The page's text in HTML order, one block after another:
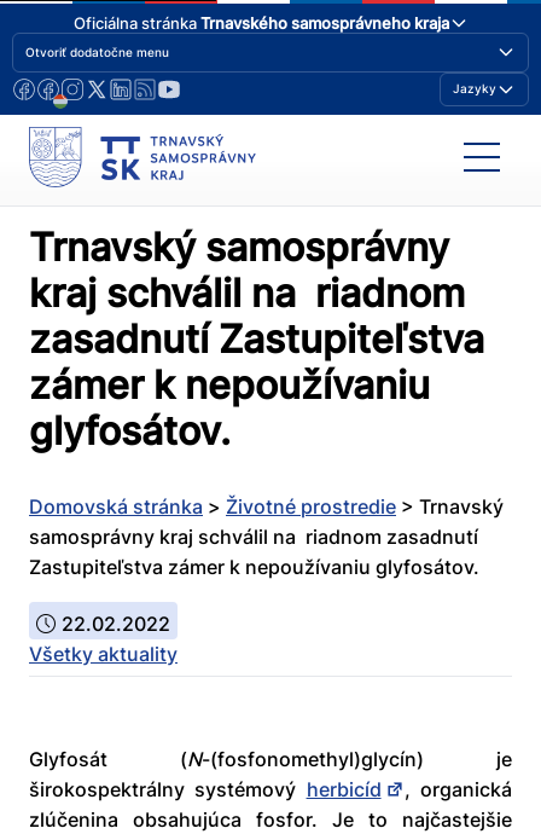
Oficiálna stránkaTrnavského samosprávneho kraja
Otvoriť dodatočne menu
Jazyky
Trnavský samosprávny
kraj schválil na riadnom
zasadnutí Zastupiteľstva
zámer k nepoužívaniu
glyfosátov.
Domovská stránka > Životné prostredie > Trnavský
samosprávny kraj schválil na riadnom zasadnutí
Zastupiteľstva zámer k nepoužívaniu glyfosátov.
22.02.2022
Všetky aktuality
Glyfosát (N-(fosfonomethyl)glycín) je
širokospektrálny systémový herbicíd
, organická
zlúčenina obsahujúca fosfor. Je to najčastejšie